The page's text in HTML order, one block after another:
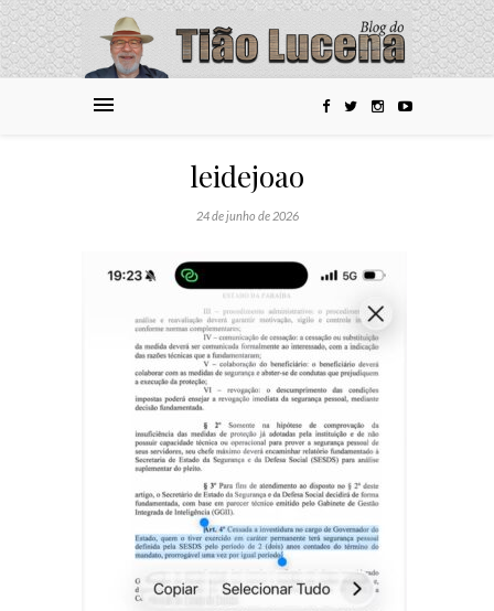
leidejoao
24 de junho de 2026